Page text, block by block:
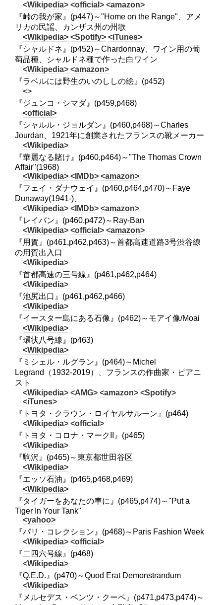
<Wikipedia> <official> <amazon>
『峠の我が家』(p447)～"Home on the Range"、アメ
リカの民謡、カンザス州の州歌
<Wikipedia> <Spotify> <iTunes>
『シャルドネ』(p452)～Chardonnay、ワイン用の葡
萄品種、シャルドネ種で作った白ワイン
<Wikipedia> <amazon>
『ラベルには野生のいのししの絵』(p452)
<>
『ジュンコ・シマダ』(p459,p468)
<official>
『シャルル・ジョルダン』(p460,p468)～Charles
Jourdan、1921年に創業されたフランスの靴メーカー
<Wikipedia>
『華麗なる賭け』(p460,p464)～"The Thomas Crown
Affair"(1968)
<Wikipedia> <IMDb> <amazon>
『フェイ・ダナウェイ』(p460,p464,p470)～Faye
Dunaway(1941-)、
<Wikipedia> <IMDb> <amazon>
『レイバン』(p460,p472)～Ray-Ban
<Wikipedia> <official> <amazon>
『用賀』(p461,p462,p463)～首都高速道路3号渋谷線
の用賀出入口
<Wikipedia>
『首都高速の三号線』(p461,p462,p464)
<Wikipedia>
『池尻出口』(p461,p462,p466)
<Wikipedia>
『イースター島にある石像』(p462)～モアイ像/Moai
<Wikipedia>
『環状八号線』(p463)
<Wikipedia>
『ミシェル・ルグラン』(p464)～Michel
Legrand（1932-2019）、フランスの作曲家・ピアニ
スト
<Wikipedia> <AMG> <amazon> <Spotify>
<iTunes>
『トヨタ・クラウン・ロイヤルサルーン』(p464)
<Wikipedia> <official>
『トヨタ・コロナ・マークII』(p465)
<Wikipedia>
『駒沢』(p465)～東京都世田谷区
<Wikipedia>
『エッソ石油』(p465,p468,p469)
<Wikipedia>
『タイガーをあなたの車に』(p465,p474)～"Put a
Tiger In Your Tank"
<yahoo>
『パリ・コレクション』(p468)～Paris Fashion Week
<Wikipedia> <official>
『二四六号線』(p468)
<Wikipedia>
『Q.E.D.』(p470)～Quod Erat Demonstrandum
<Wikipedia>
『メルセデス・ベンツ・クーペ』(p471,p473,p474)～